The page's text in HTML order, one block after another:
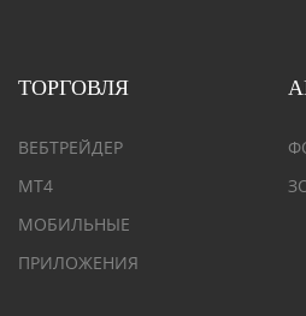
ТОРГОВЛЯ
ВЕБТРЕЙДЕР
MT4
МОБИЛЬНЫЕ
ПРИЛОЖЕНИЯ